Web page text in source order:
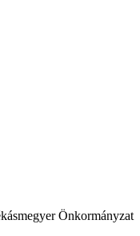
Önkormányzat